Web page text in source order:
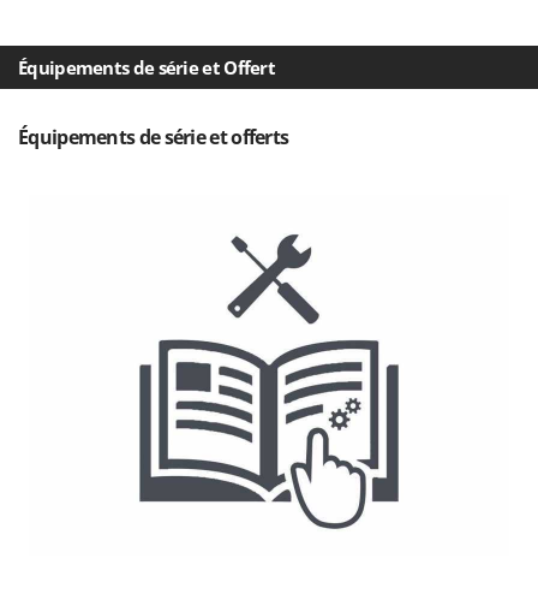
Treuils de débardage
Tronçonneuses
V
Lisam
Lotusgrill
M
Équipements de série et Offert
Équipements de série et offerts